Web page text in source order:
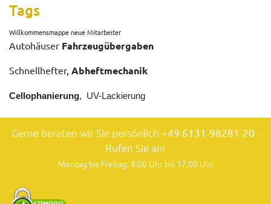
Tags
Willkommensmappe neue Mitarbeiter
Autohäuser Fahrzeugübergaben
Schnellhefter, Abheftmechanik
Cellophanierung, UV-Lackierung
Gerne beraten wir Sie persönlich +49 6131-98281-20 -
Rufen Sie an!
Montag bis Freitag: 8.00 Uhr bis 17.00 Uhr